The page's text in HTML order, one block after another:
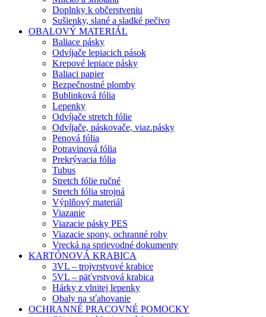
Doplnky k občerstveniu
Sušienky, slané a sladké pečivo
OBALOVÝ MATERIÁL
Baliace pásky
Odvíjače lepiacich pások
Krepové lepiace pásky
Baliaci papier
Bezpečnostné plomby
Bublinková fólia
Lepenky
Odvíjače stretch fólie
Odvíjače, páskovače, viaz.pásky
Penová fólia
Potravinová fólia
Prekrývacia fólia
Tubus
Stretch fólie ručné
Stretch fólia strojná
Výplňový materiál
Viazanie
Viazacie pásky PES
Viazacie spony, ochranné rohy
Vrecká na sprievodné dokumenty
KARTÓNOVÁ KRABICA
3VL – trojvrstvové krabice
5VL – päťvrstvová krabica
Hárky z vlnitej lepenky
Obaly na sťahovanie
OCHRANNÉ PRACOVNÉ POMOCKY